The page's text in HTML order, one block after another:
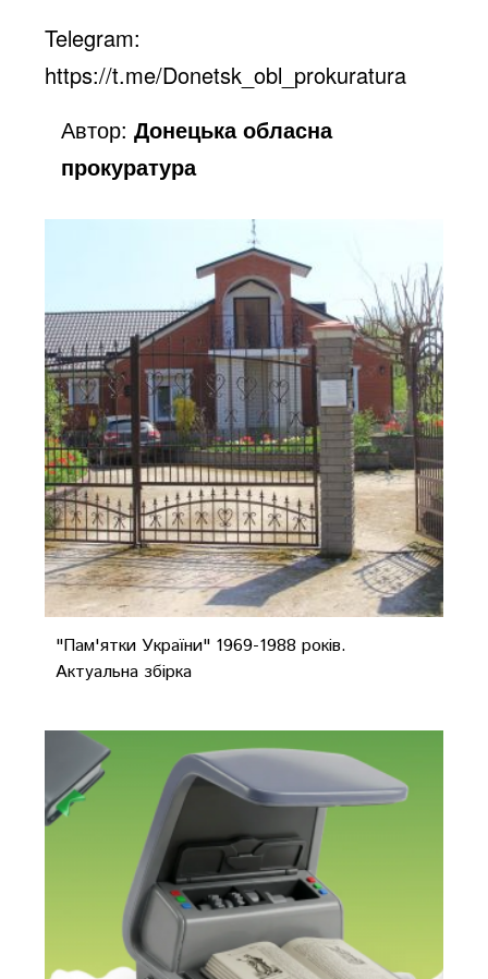
Telegram:
https://t.me/Donetsk_obl_prokuratura
Автор:Донецька обласна
прокуратура
"Пам'ятки України" 1969-1988 років.
Актуальна збірка